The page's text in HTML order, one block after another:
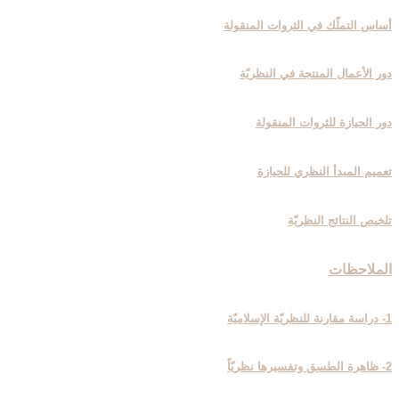
أساس التملّك في الثروات المنقولة
دور الأعمال المنتجة في النظريّة
دور الحيازة للثروات المنقولة
تعميم المبدأ النظري للحيازة
تلخيص النتائج النظريّة
الملاحظات‏
1- دراسة مقارنة للنظريّة الإسلاميّة
2- ظاهرة الطسق وتفسيرها نظريّاً